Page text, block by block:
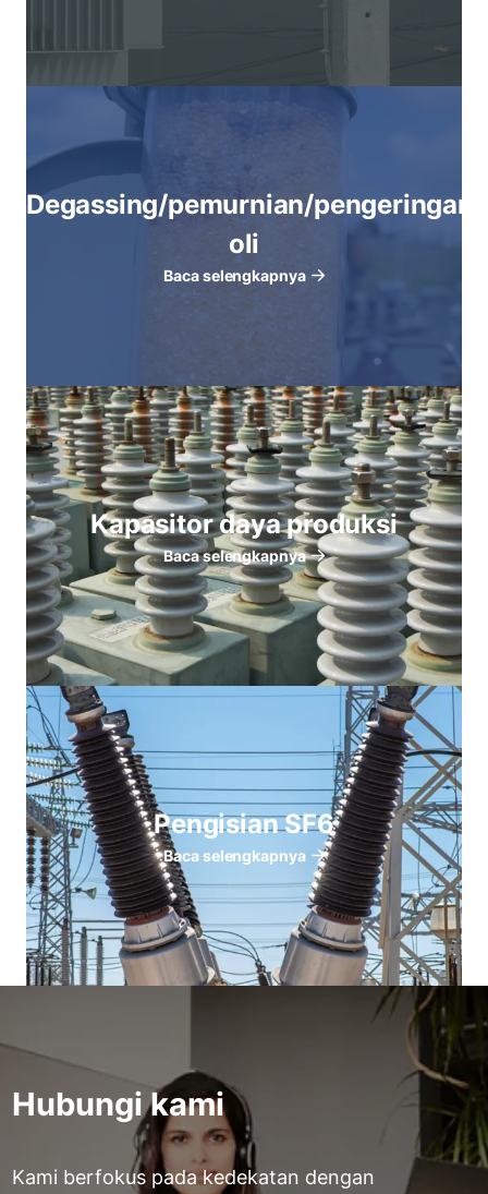
Degassing/pemurnian/pengeringan
oli
Baca selengkapnya
Kapasitor daya produksi
Baca selengkapnya
Pengisian SF6
Baca selengkapnya
Hubungi kami
Kami berfokus pada kedekatan dengan